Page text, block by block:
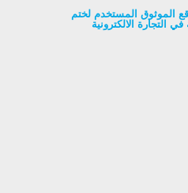
الموثوق المستخدم لختم
في التجارة الالكترونية